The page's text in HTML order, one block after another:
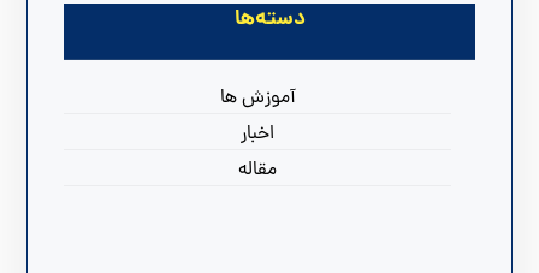
دسته‌ها
آموزش ها
اخبار
مقاله